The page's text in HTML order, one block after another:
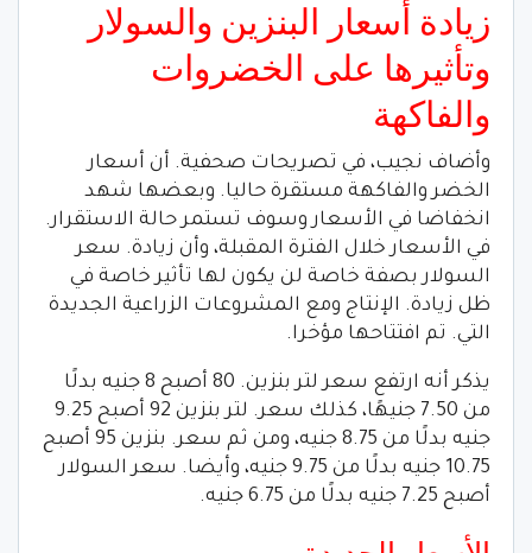
زيادة أسعار البنزين والسولار
وتأثيرها على الخضروات
والفاكهة
وأضاف نجيب، في تصريحات صحفية. أن أسعار
الخضر والفاكهة مستقرة حاليا. وبعضها شهد
انخفاضا في الأسعار وسوف تستمر حالة الاستقرار.
في الأسعار خلال الفترة المقبلة، وأن زيادة. سعر
السولار بصفة خاصة لن يكون لها تأثير خاصة في
ظل زيادة. الإنتاج ومع المشروعات الزراعية الجديدة
التي. تم افتتاحها مؤخرا.
يذكر أنه ارتفع سعر لتر بنزين. 80 أصبح 8 جنيه بدلًا
من 7.50 جنيهًا، كذلك سعر. لتر بنزين 92 أصبح 9.25
جنيه بدلًا من 8.75 جنيه، ومن ثم سعر. بنزين 95 أصبح
10.75 جنيه بدلًا من 9.75 جنيه، وأيضا. سعر السولار
أصبح 7.25 جنيه بدلًا من 6.75 جنيه.